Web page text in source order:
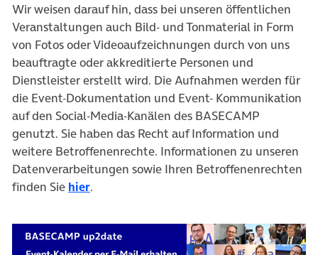
Wir weisen darauf hin, dass bei unseren öffentlichen
Veranstaltungen auch Bild- und Tonmaterial in Form
von Fotos oder Videoaufzeichnungen durch von uns
beauftragte oder akkreditierte Personen und
Dienstleister erstellt wird. Die Aufnahmen werden für
die Event-Dokumentation und Event- Kommunikation
auf den Social-Media-Kanälen des BASECAMP
genutzt. Sie haben das Recht auf Information und
weitere Betroffenenrechte. Informationen zu unseren
Datenverarbeitungen sowie Ihren Betroffenenrechten
finden Sie hier.